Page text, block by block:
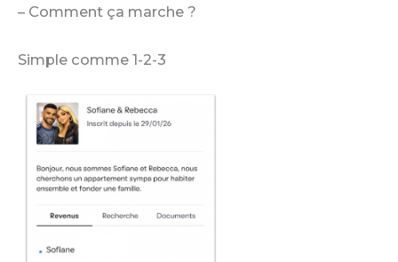
– Comment ça marche ?
Simple comme 1-2-3